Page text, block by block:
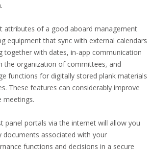
attributes of a good aboard management
equipment that sync with external calendars
together with dates, in-app communication
the organization of committees, and
functions for digitally stored plank materials
These features can considerably improve
meetings.
panel portals via the internet will allow you
associated with your
functions and decisions in a secure